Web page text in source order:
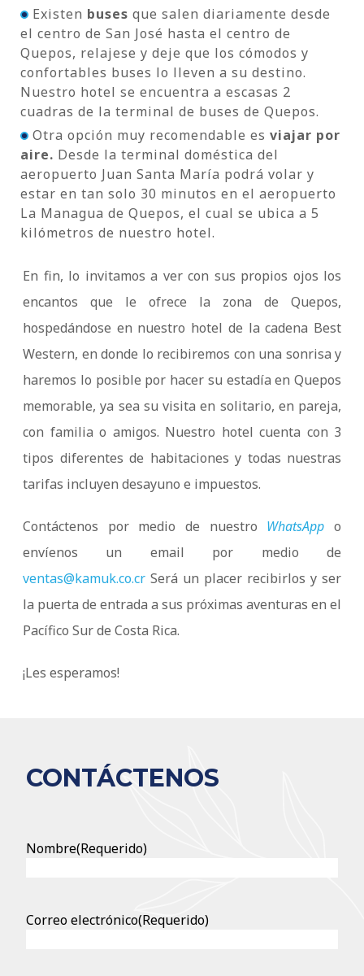
Existen buses que salen diariamente desde
el centro de San José hasta el centro de
Quepos, relajese y deje que los cómodos y
confortables buses lo lleven a su destino.
Nuestro hotel se encuentra a escasas 2
cuadras de la terminal de buses de Quepos.
Otra opción muy recomendable es viajar por
aire. Desde la terminal doméstica del
aeropuerto Juan Santa María podrá volar y
estar en tan solo 30 minutos en el aeropuerto
La Managua de Quepos, el cual se ubica a 5
kilómetros de nuestro hotel.
En fin, lo invitamos a ver con sus propios ojos los
encantos que le ofrece la zona de Quepos,
hospedándose en nuestro hotel de la cadena Best
Western, en donde lo recibiremos con una sonrisa y
haremos lo posible por hacer su estadía en Quepos
memorable, ya sea su visita en solitario, en pareja,
con familia o amigos. Nuestro hotel cuenta con 3
tipos diferentes de habitaciones y todas nuestras
tarifas incluyen desayuno e impuestos.
Contáctenos por medio de nuestro WhatsApp o
envíenos un email por medio de
ventas@kamuk.co.cr Será un placer recibirlos y ser
la puerta de entrada a sus próximas aventuras en el
Pacífico Sur de Costa Rica.
¡Les esperamos!
CONTÁCTENOS
Nombre(Requerido)
Correo electrónico(Requerido)